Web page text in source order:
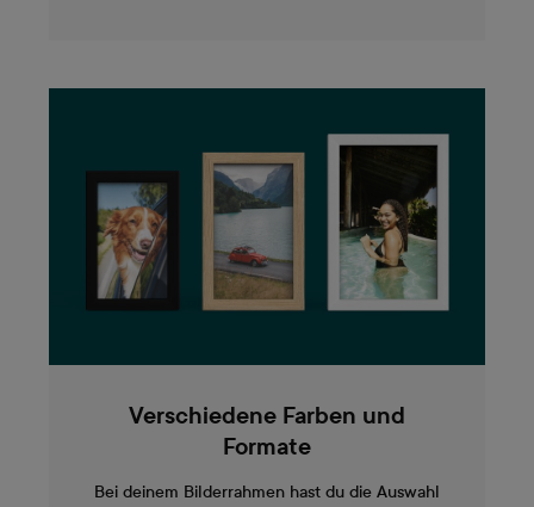
Verschiedene Farben und
Formate
Bei deinem Bilderrahmen hast du die Auswahl